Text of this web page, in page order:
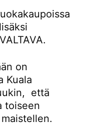
on
Kuala
että
toiseen